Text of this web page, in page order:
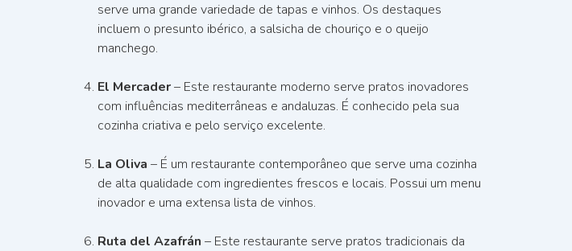
serve uma grande variedade de tapas e vinhos. Os destaques
incluem o presunto ibérico, a salsicha de chouriço e o queijo
manchego.
El Mercader– Este restaurante moderno serve pratos inovadores
com influências mediterrâneas e andaluzas. É conhecido pela sua
cozinha criativa e pelo serviço excelente.
La Oliva – É um restaurante contemporâneo que serve uma cozinha
de alta qualidade com ingredientes frescos e locais. Possui um menu
inovador e uma extensa lista de vinhos.
Ruta del Azafrán – Este restaurante serve pratos tradicionais da